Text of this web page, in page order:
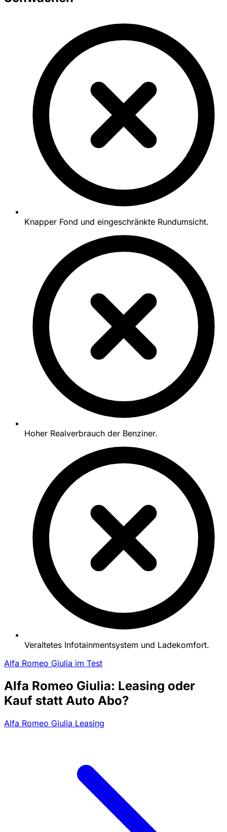
Knapper Fond und eingeschränkte Rundumsicht.
Hoher Realverbrauch der Benziner.
Veraltetes Infotainmentsystem und Ladekomfort.
Alfa Romeo Giulia im Test
Alfa Romeo Giulia: Leasing oder
Kauf statt Auto Abo?
Alfa Romeo Giulia Leasing